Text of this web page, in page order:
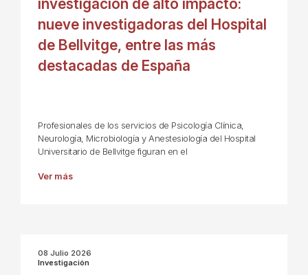
investigación de alto impacto:
nueve investigadoras del Hospital
de Bellvitge, entre las más
destacadas de España
Profesionales de los servicios de Psicología Clínica,
Neurología, Microbiología y Anestesiología del Hospital
Universitario de Bellvitge figuran en el
Ver más
08 Julio 2026
Investigación